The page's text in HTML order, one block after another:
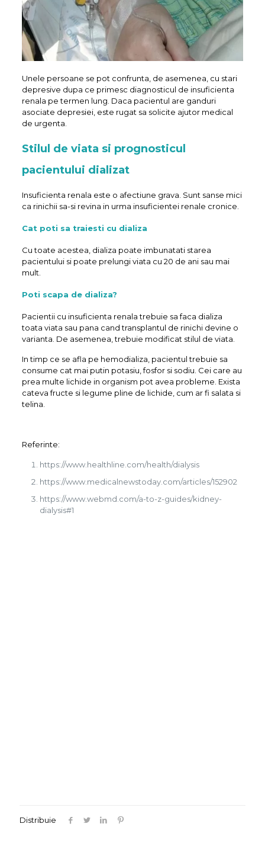
Unele persoane se pot confrunta, de asemenea, cu stari
depresive dupa ce primesc diagnosticul de insuficienta
renala pe termen lung. Daca pacientul are ganduri
asociate depresiei, este rugat sa solicite ajutor medical
de urgenta.
Stilul de viata si prognosticul
pacientului dializat
Insuficienta renala este o afectiune grava. Sunt sanse mici
ca rinichii sa-si revina in urma insuficientei renale cronice.
Cat poti sa traiesti cu dializa
Cu toate acestea, dializa poate imbunatati starea
pacientului si poate prelungi viata cu 20 de ani sau mai
mult.
Poti scapa de dializa?
Pacientii cu insuficienta renala trebuie sa faca dializa
toata viata sau pana cand transplantul de rinichi devine o
varianta. De asemenea, trebuie modificat stilul de viata.
In timp ce se afla pe hemodializa, pacientul trebuie sa
consume cat mai putin potasiu, fosfor si sodiu. Cei care au
prea multe lichide in organism pot avea probleme. Exista
cateva fructe si legume pline de lichide, cum ar fi salata si
telina.
Referinte:
https://www.healthline.com/health/dialysis
https://www.medicalnewstoday.com/articles/152902
https://www.webmd.com/a-to-z-guides/kidney-
dialysis#1
Distribuie